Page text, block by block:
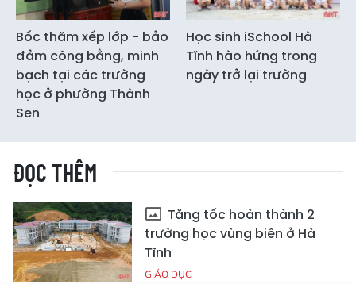
Bốc thăm xếp lớp - bảo
đảm công bằng, minh
bạch tại các trường
học ở phường Thành
Sen
Học sinh iSchool Hà
Tĩnh hào hứng trong
ngày trở lại trường
ĐỌC THÊM
Tăng tốc hoàn thành 2
trường học vùng biên ở Hà
Tĩnh
GIÁO DỤC